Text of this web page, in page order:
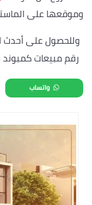
وموقعها على
وللحصول على أحدث
رقم مبيعات
واتساب